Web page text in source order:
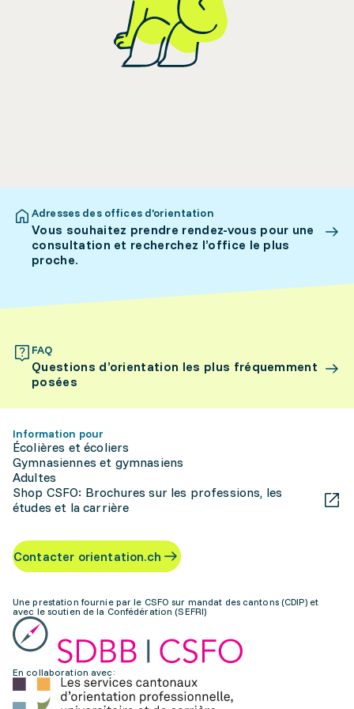
Adresses des offices d’orientation
Vous souhaitez prendre rendez-vous pour une
consultation et recherchez l’office le plus
proche.
FAQ
Questions d’orientation les plus fréquemment
posées
Information pour
Écolières et écoliers
Gymnasiennes et gymnasiens
Adultes
Shop CSFO: Brochures sur les professions, les
études et la carrière
Contacter orientation.ch
Une prestation fournie par le CSFO sur mandat des cantons (CDIP) et
avec le soutien de la Confédération (SEFRI)
En collaboration avec: